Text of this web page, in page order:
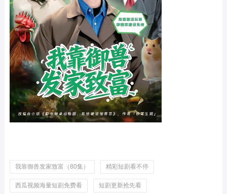
我靠御兽发家致富（80集） 精彩短剧看不停
西瓜视频海量短剧免费看 短剧更新抢先看